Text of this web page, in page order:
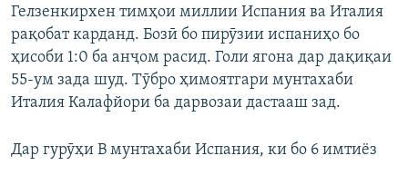
Гелзенкирхен тимҳои миллии Испания ва Италия
рақобат карданд. Бозӣ бо пирӯзии испаниҳо бо
ҳисоби 1:0 ба анҷом расид. Голи ягона дар дақиқаи
55‑ум зада шуд. Тӯбро ҳимоятгари мунтахаби
Италия Калафйори ба дарвозаи дастааш зад.
Дар гурӯҳи В мунтахаби Испания, ки бо 6 имтиёз